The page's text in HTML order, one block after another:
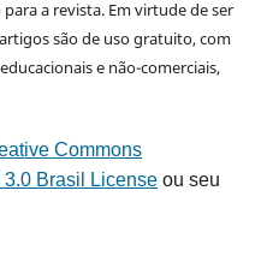
a revista. Em virtude de ser
são de uso gratuito, com
e não-comerciais,
Commons
Brasil Licenseou seu